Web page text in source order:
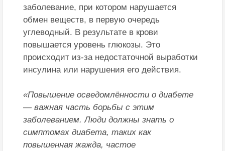
заболевание, при котором нарушается
обмен веществ, в первую очередь
углеводный. В результате в крови
повышается уровень глюкозы. Это
происходит из-за недостаточной выработки
инсулина или нарушения его действия.
«Повышение осведомлённости о диабете
— важная часть борьбы с этим
заболеванием. Люди должны знать о
симптомах диабета, таких как
повышенная жажда, частое